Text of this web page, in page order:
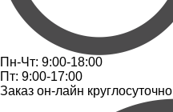
Пн-Чт: 9:00-18:00
Пт: 9:00-17:00
Заказ он-лайн круглосуточно